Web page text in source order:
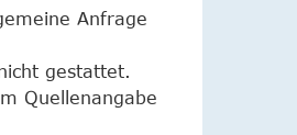
Anfrage
gestattet.
Quellenangabe